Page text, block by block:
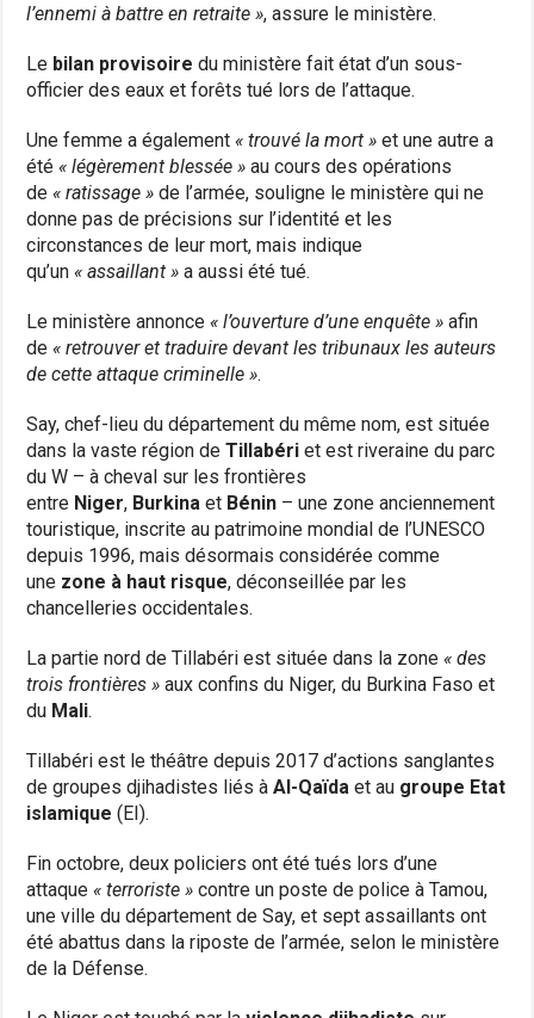
l’ennemi à battre en retraite », assure le ministère.
Le bilan provisoire du ministère fait état d’un sous-
officier des eaux et forêts tué lors de l’attaque.
Une femme a également « trouvé la mort » et une autre a
été « légèrement blessée » au cours des opérations
de « ratissage » de l’armée, souligne le ministère qui ne
donne pas de précisions sur l’identité et les
circonstances de leur mort, mais indique
qu’un « assaillant » a aussi été tué.
Le ministère annonce « l’ouverture d’une enquête » afin
de « retrouver et traduire devant les tribunaux les auteurs
de cette attaque criminelle ».
Say, chef-lieu du département du même nom, est située
dans la vaste région deTillabéri et est riveraine du parc
du W – à cheval sur les frontières
entre Niger, Burkina et Bénin – une zone anciennement
touristique, inscrite au patrimoine mondial de l’UNESCO
depuis 1996, mais désormais considérée comme
une zone à haut risque, déconseillée par les
chancelleries occidentales.
La partie nord de Tillabéri est située dans la zone « des
trois frontières » aux confins du Niger, du Burkina Faso et
du Mali.
Tillabéri est le théâtre depuis 2017 d’actions sanglantes
de groupes djihadistes liés àAl-Qaïda et au groupe Etat
islamique (EI).
Fin octobre, deux policiers ont été tués lors d’une
attaque « terroriste » contre un poste de police à Tamou,
une ville du département de Say, et sept assaillants ont
été abattus dans la riposte de l’armée, selon le ministère
de la Défense.